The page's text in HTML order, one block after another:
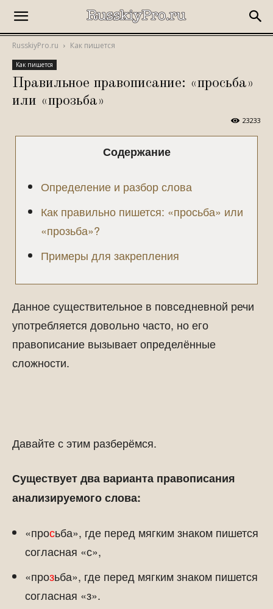
RusskiyPro.ru Как пишется
Как пишется
Правильное правописание: «просьба»
или «прозьба»
23233
Содержание
Определение и разбор слова
Как правильно пишется: «просьба» или
«прозьба»?
Примеры для закрепления
Данное существительное в повседневной речи
употребляется довольно часто, но его
правописание вызывает определённые
сложности.
Давайте с этим разберёмся.
Существует два варианта правописания
анализируемого слова:
«просьба», где перед мягким знаком пишется
согласная «с»,
«прозьба», где перед мягким знаком пишется
согласная «з».